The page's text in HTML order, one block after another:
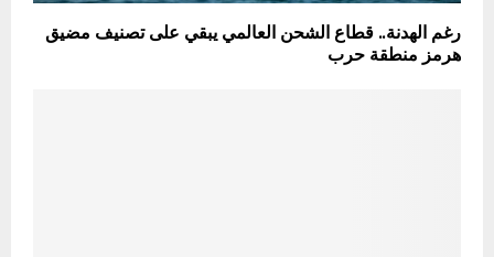
رغم الهدنة.. قطاع الشحن العالمي يبقي على تصنيف مضيق
هرمز منطقة حرب